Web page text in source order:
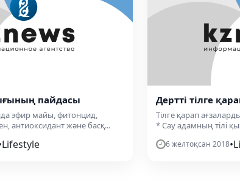
пайдасы
эфир майы, фитонцид,
антиоксидант және басқ...
Lifestyle
Дертті тілге
Тілге қарап
* Сау адамның тілі
6 желтоқсан 2018•